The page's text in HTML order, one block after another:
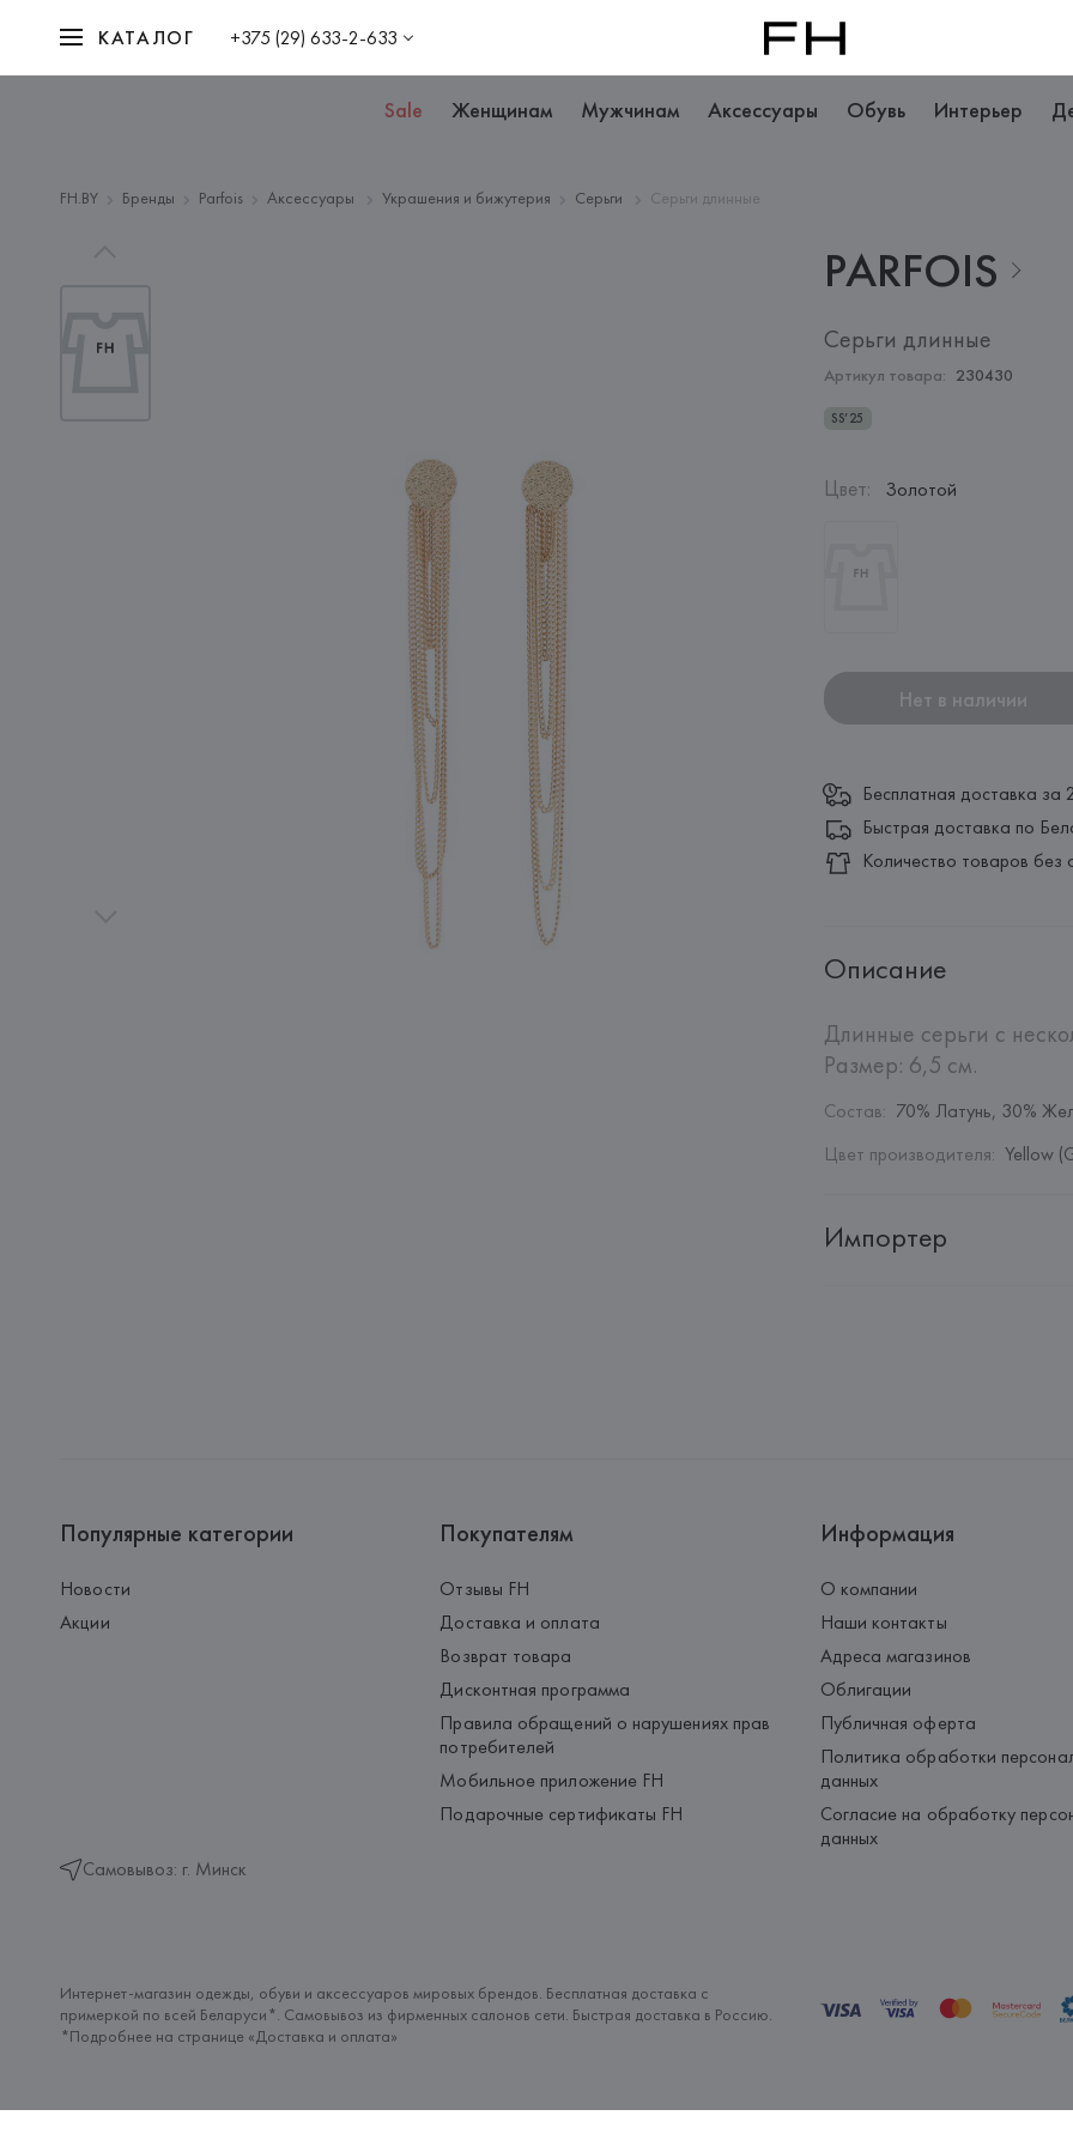
КАТАЛОГ +375 (29) 633-2-633
Sale Женщинам Мужчинам Аксессуары Обувь Интерьер
FH.BY Бренды Parfois Аксессуары Украшения и бижутерия Серьги Серьги длинные
PARFOIS
Серьги длинные
Артикул товара: 230430
SS’25
Цвет: Золотой
Нет в наличии
Бесплатная доставка за
Быстрая доставка по
Количество товаров без
Описание
Длинные серьги с
Размер: 6,5 см.
Состав: 70% Латунь, 30%
Цвет производителя: Yellow
Импортер
Популярные категории
Новости
Акции
Самовывоз: г. Минск
Покупателям
Отзывы FH
Доставка и оплата
Возврат товара
Дисконтная программа
Правила обращений о нарушениях прав
потребителей
Мобильное приложение FH
Подарочные сертификаты FH
Информация
О компании
Наши контакты
Адреса магазинов
Облигации
Публичная оферта
Политика обработки
данных
Согласие на обработку
данных
Интернет-магазин одежды, обуви и аксессуаров мировых брендов. Бесплатная доставка с
примеркой по всей Беларуси*. Самовывоз из фирменных салонов сети. Быстрая доставка в Россию.
*Подробнее на странице «Доставка и оплата»